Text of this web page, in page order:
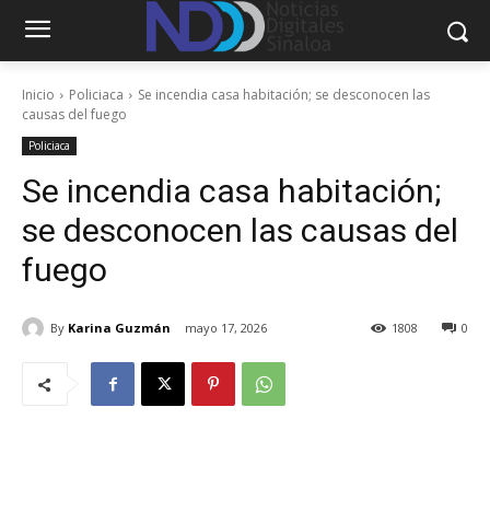
Inicio Policiaca
Se incendia casa habitación; se desconocen las
causas del fuego
Policiaca
Se incendia casa habitación;
se desconocen las causas del
fuego
By Karina Guzmán mayo 17, 2026 0
1808